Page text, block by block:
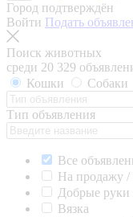
Город подтверждён
Войти Подать
Поиск животных
среди 20 329
Кошки
Собаки
Тип объявления
Все
На продажу /
Добрые руки
Вязка